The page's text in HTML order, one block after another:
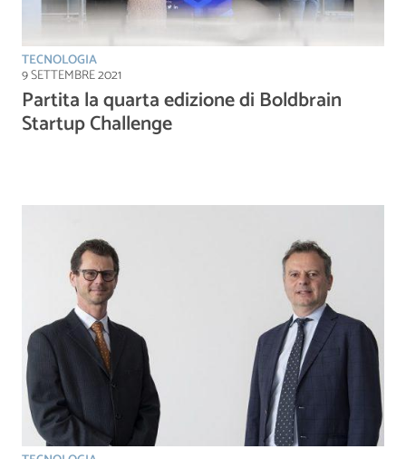
TECNOLOGIA
9 SETTEMBRE 2021
Partita la quarta edizione di Boldbrain
Startup Challenge